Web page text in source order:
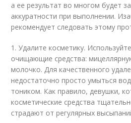
а ее результат во многом будет
аккуратности при выполнении.
рекомендует следовать этому
1. Удалите косметику.
очищающие средства:
молочко. Для качественного
недостаточно просто умыться
тоником. Как правило, девушки,
косметические средства
страдают от регулярных